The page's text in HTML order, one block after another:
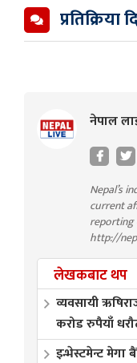
प्रतिक्रिया
नेपाल
Nepal’s
current
reporting
http://
लेखकबाट थप
व्यवसायी
करोड रुपैयाँ
इन्भेस्टमेन्ट मेगा